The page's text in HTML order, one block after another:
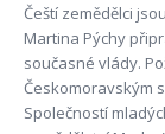
Čeští zemědělci
Martina Pýchy
současné vlády.
Českomoravským
Společností